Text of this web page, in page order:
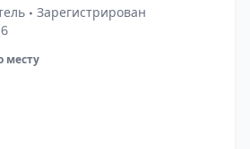
• Зарегистрирован
месту